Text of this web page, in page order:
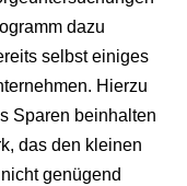
dazu
selbst einiges
Hierzu
Sparen beinhalten
das den kleinen
genügend